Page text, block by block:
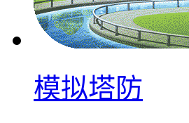
模拟塔防